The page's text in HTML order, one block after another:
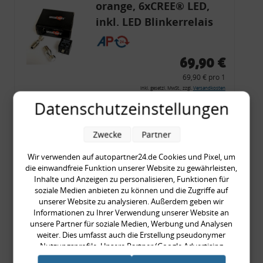
orange, 6xCREE® LED,
inkl. LED Blinkerrelais
CF 14
69,90 €
69,90 € pro 1
inkl. gesetzl. MwSt., zzgl. Versandkosten
Merkzettel
Zum Artikel
Rückleuchtenband mit
Blinker, rot, US-Ecken,
Audi 80 Cabrio, Typ 89,
OE-Nr.: 8G0945225 +
8G0945225C
999,99 €
Datenschutzeinstellungen
Wir verwenden auf autopartner24.de Cookies und Pixel, um
die einwandfreie Funktion unserer Website zu gewährleisten,
Inhalte und Anzeigen zu personalisieren, Funktionen für
soziale Medien anbieten zu können und die Zugriffe auf
unserer Website zu analysieren. Außerdem geben wir
Informationen zu Ihrer Verwendung unserer Website an
unsere Partner für soziale Medien, Werbung und Analysen
weiter. Dies umfasst auch die Erstellung pseudonymer
Nutzungsprofile. Unsere Partner (Google Advertising
Products) führen diese Informationen möglicherweise mit
Zwecke Partner